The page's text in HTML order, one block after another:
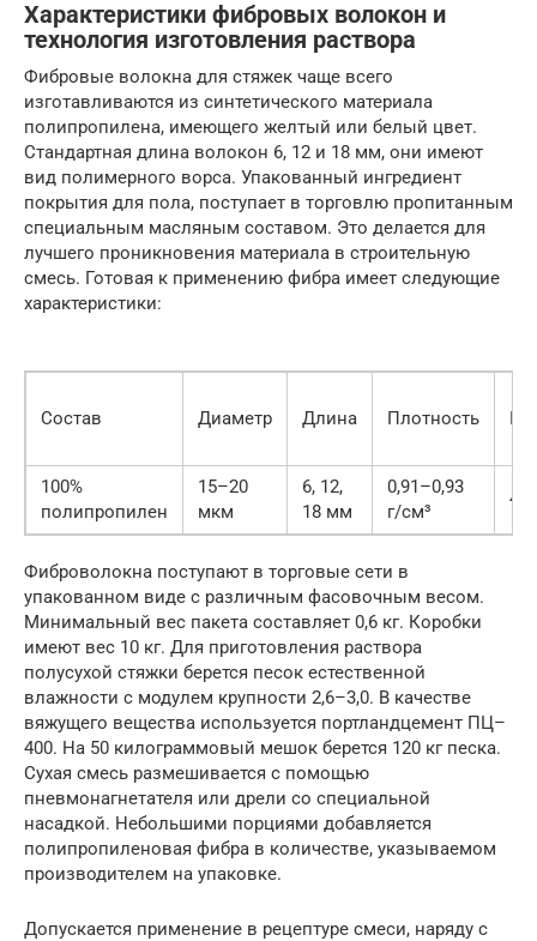
Характеристики фибровых волокон и
технология изготовления раствора
Фибровые волокна для стяжек чаще всего
изготавливаются из синтетического материала
полипропилена, имеющего желтый или белый цвет.
Стандартная длина волокон 6, 12 и 18 мм, они имеют
вид полимерного ворса. Упакованный ингредиент
покрытия для пола, поступает в торговлю пропитанным
специальным масляным составом. Это делается для
лучшего проникновения материала в строительную
смесь. Готовая к применению фибра имеет следующие
характеристики:
Состав Диаметр Длина Плотность
100%
полипропилен
15–20
мкм
6, 12,
18 мм
0,91–0,93
г/см³
Фиброволокна поступают в торговые сети в
упакованном виде с различным фасовочным весом.
Минимальный вес пакета составляет 0,6 кг. Коробки
имеют вес 10 кг. Для приготовления раствора
полусухой стяжки берется песок естественной
влажности с модулем крупности 2,6–3,0. В качестве
вяжущего вещества используется портландцемент ПЦ–
400. На 50 килограммовый мешок берется 120 кг песка.
Сухая смесь размешивается с помощью
пневмонагнетателя или дрели со специальной
насадкой. Небольшими порциями добавляется
полипропиленовая фибра в количестве, указываемом
производителем на упаковке.
Допускается применение в рецептуре смеси, наряду с